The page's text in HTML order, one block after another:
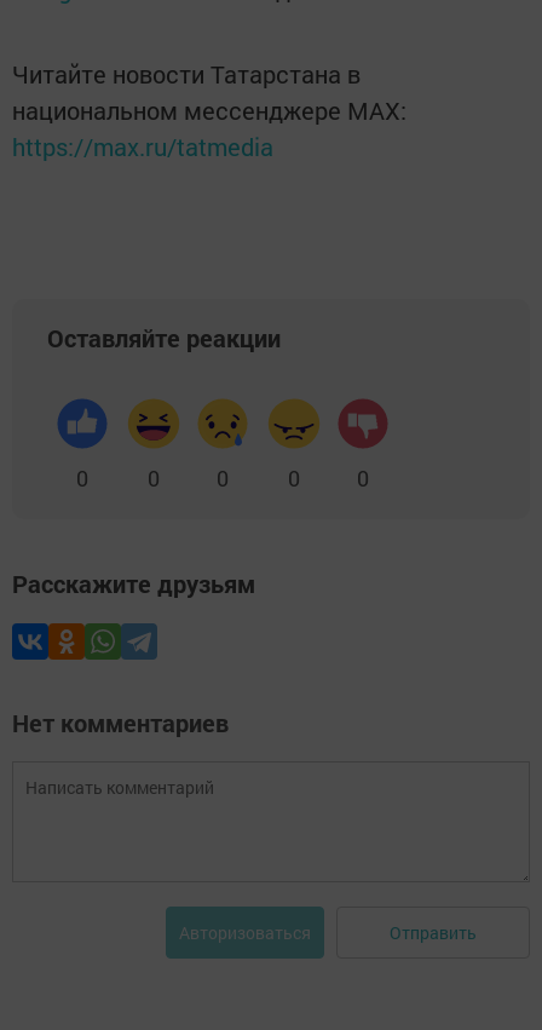
Читайте новости Татарстана в
национальном мессенджере MАХ:
https://max.ru/tatmedia
Оставляйте реакции
0 0 0 0 0
Расскажите друзьям
Нет комментариев
Авторизоваться Отправить